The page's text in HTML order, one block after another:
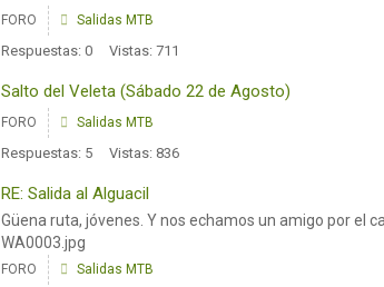
FORO Salidas MTB
Respuestas: 0 Vistas: 711
Salto del Veleta (Sábado 22 de Agosto)
FORO Salidas MTB
Respuestas: 5 Vistas: 836
RE: Salida al Alguacil
Güena ruta, jóvenes. Y nos echamos un amigo por el
WA0003.jpg
FORO Salidas MTB